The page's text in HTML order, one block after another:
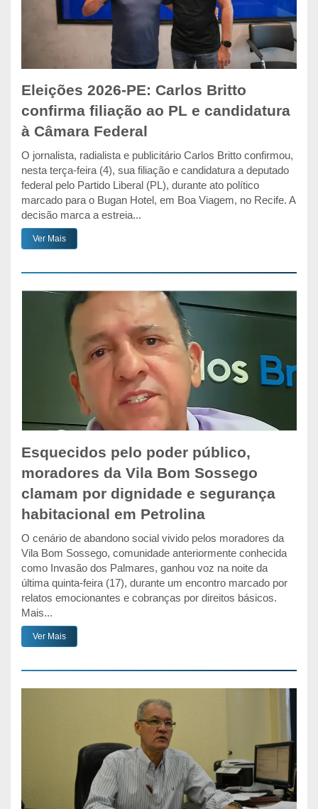
Eleições 2026-PE: Carlos Britto
confirma filiação ao PL e candidatura
à Câmara Federal
O jornalista, radialista e publicitário Carlos Britto confirmou,
nesta terça-feira (4), sua filiação e candidatura a deputado
federal pelo Partido Liberal (PL), durante ato político
marcado para o Bugan Hotel, em Boa Viagem, no Recife. A
decisão marca a estreia...
Ver Mais
Esquecidos pelo poder público,
moradores da Vila Bom Sossego
clamam por dignidade e segurança
habitacional em Petrolina
O cenário de abandono social vivido pelos moradores da
Vila Bom Sossego, comunidade anteriormente conhecida
como Invasão dos Palmares, ganhou voz na noite da
última quinta-feira (17), durante um encontro marcado por
relatos emocionantes e cobranças por direitos básicos.
Mais...
Ver Mais